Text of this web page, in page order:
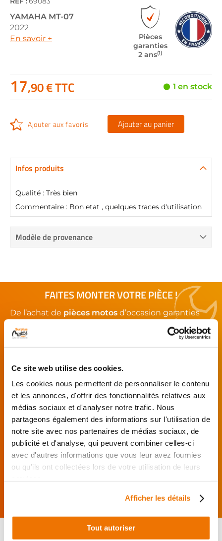
Ce site web utilise des cookies.
Les cookies nous permettent de personnaliser le contenu
et les annonces, d'offrir des fonctionnalités relatives aux
médias sociaux et d'analyser notre trafic. Nous
partageons également des informations sur l'utilisation de
notre site avec nos partenaires de médias sociaux, de
publicité et d'analyse, qui peuvent combiner celles-ci
avec d'autres informations que vous leur avez fournies
ou qu'ils ont collectées lors de votre utilisation de leurs
Afficher les détails
Tout autoriser
YAMAHA MT-07
2022
En savoir +
Pièces
garanties
2 ans(1)
17,90 € TTC 1 en stock
Ajouter aux favoris Ajouter au panier
Infos produits
Qualité : Très bien
Commentaire : Bon etat , quelques traces d'utilisation
Modèle de provenance
FAITES MONTER VOTRE PIÈCE !
De l’achat de pièces motos d’occasion garanties
moto
retrouvez notre réseau de réparateurs et de
garages partenaires.
présente au garage.
J’effectue ma
directement auprès
du réparateur.
Mes pièces sont livrées et
montées chez le partenaire.